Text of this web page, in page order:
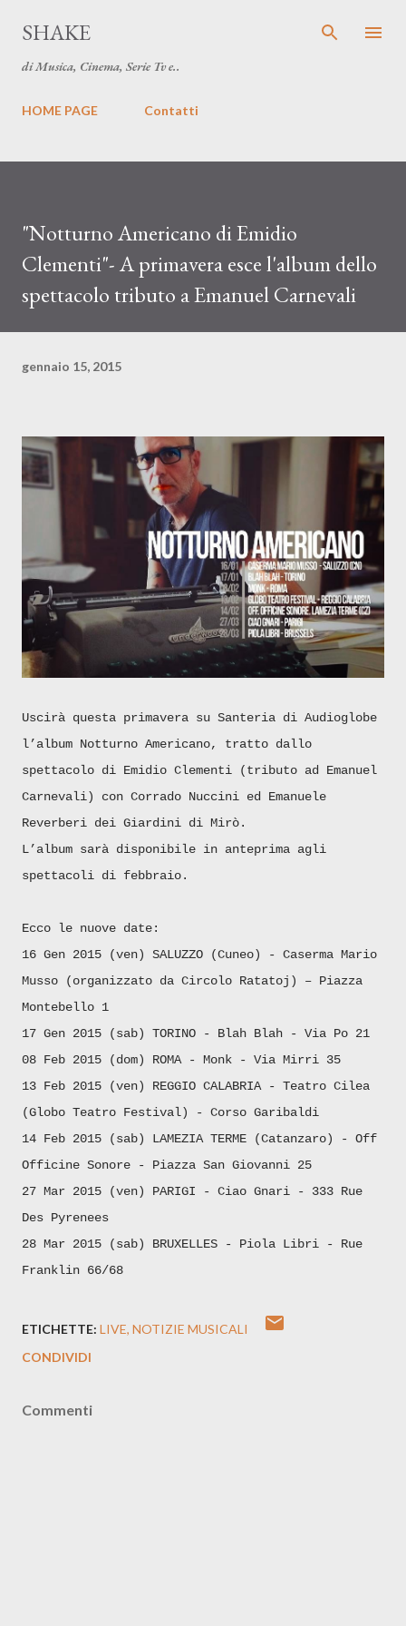
SHAKE
di Musica, Cinema, Serie Tv e..
HOME PAGE Contatti
"Notturno Americano di Emidio
Clementi"- A primavera esce l'album dello
spettacolo tributo a Emanuel Carnevali
gennaio 15, 2015
Uscirà questa primavera su Santeria di Audioglobe
l’album Notturno Americano, tratto dallo
spettacolo di Emidio Clementi (tributo ad Emanuel
Carnevali) con Corrado Nuccini ed Emanuele
Reverberi dei Giardini di Mirò.
L’album sarà disponibile in anteprima agli
spettacoli di febbraio.
Ecco le nuove date:
16 Gen 2015 (ven) SALUZZO (Cuneo) - Caserma Mario
Musso (organizzato da Circolo Ratatoj) – Piazza
Montebello 1
17 Gen 2015 (sab) TORINO - Blah Blah - Via Po 21
08 Feb 2015 (dom) ROMA - Monk - Via Mirri 35
13 Feb 2015 (ven) REGGIO CALABRIA - Teatro Cilea
(Globo Teatro Festival) - Corso Garibaldi
14 Feb 2015 (sab) LAMEZIA TERME (Catanzaro) - Off
Officine Sonore - Piazza San Giovanni 25
27 Mar 2015 (ven) PARIGI - Ciao Gnari - 333 Rue
Des Pyrenees
28 Mar 2015 (sab) BRUXELLES - Piola Libri - Rue
Franklin 66/68
ETICHETTE: LIVE NOTIZIE MUSICALI
CONDIVIDI
Commenti